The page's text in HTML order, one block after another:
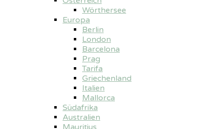
Wörthersee
Europa
Berlin
London
Barcelona
Prag
Tarifa
Griechenland
Italien
Mallorca
Südafrika
Australien
Mauritius